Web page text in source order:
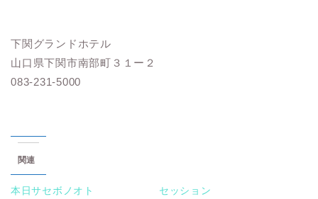
下関グランドホテル
山口県下関市南部町３１ー２
083-231-5000
関連
本日サセボノオト
セッション